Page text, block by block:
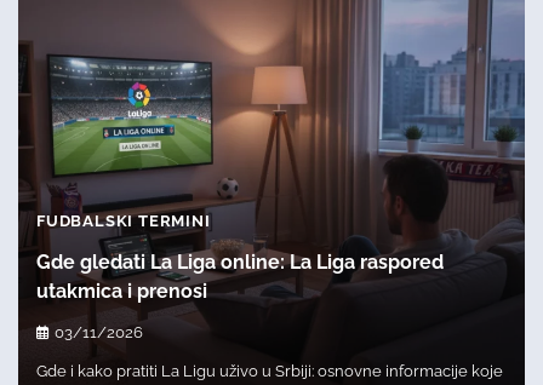
FUDBALSKI TERMINI
Gde gledati La Liga online: La Liga raspored
utakmica i prenosi
03/11/2026
Gde i kako pratiti La Ligu uživo u Srbiji: osnovne informacije koje